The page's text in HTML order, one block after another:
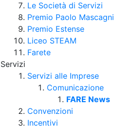
Le Società di Servizi
Premio Paolo Mascagni
Premio Estense
Liceo STEAM
Farete
Servizi
Servizi alle Imprese
Comunicazione
FARE News
Convenzioni
Incentivi